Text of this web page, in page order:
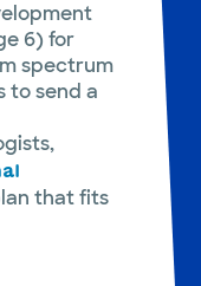
6) for
spectrum
to send a
that fits